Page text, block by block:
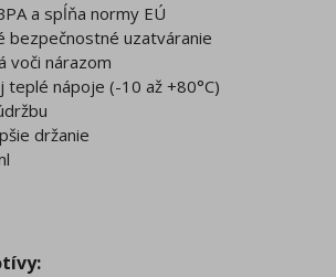
a spĺňa normy EÚ
bezpečnostné uzatváranie
voči nárazom
teplé nápoje (-10 až +80°C)
držanie